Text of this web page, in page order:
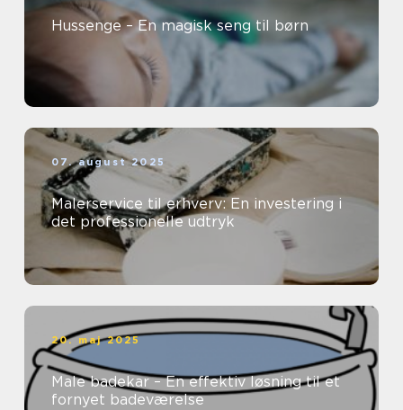
Hussenge – En magisk seng til børn
07. august 2025
Malerservice til erhverv: En investering i
det professionelle udtryk
20. maj 2025
Male badekar – En effektiv løsning til et
fornyet badeværelse